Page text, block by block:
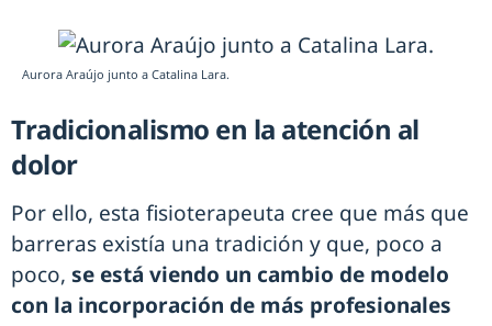
Aurora Araújo junto a Catalina Lara.
Tradicionalismo en la atención al
dolor
Por ello, esta fisioterapeuta cree que más que
barreras existía una tradición y que, poco a
poco, se está viendo un cambio de modelo
con la incorporación de más profesionales